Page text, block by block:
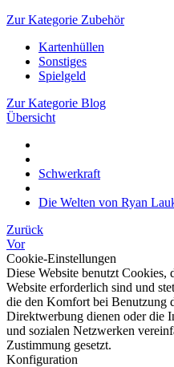
Zur Kategorie Zubehör
Kartenhüllen
Sonstiges
Spielgeld
Zur Kategorie Blog
Übersicht
Schwerkraft
Die Welten von Ryan
Zurück
Vor
Cookie-Einstellungen
Diese Website benutzt Cookies,
Website erforderlich sind und
die den Komfort bei Benutzung
Direktwerbung dienen oder die
und sozialen Netzwerken
Zustimmung gesetzt.
Konfiguration